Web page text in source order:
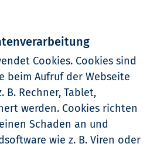
Cookies. Cookies sind
beim Aufruf der Webseite
B. Rechner, Tablet,
werden. Cookies richten
Schaden an und
wie z. B. Viren oder